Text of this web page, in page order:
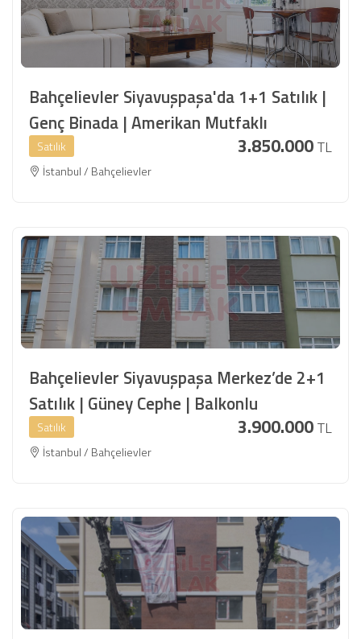
Bahçelievler Siyavuşpaşa'da 1+1 Satılık |
Genç Binada | Amerikan Mutfaklı
Satılık 3.850.000TL
İstanbul / Bahçelievler
Bahçelievler Siyavuşpaşa Merkez’de 2+1
Satılık | Güney Cephe | Balkonlu
Satılık 3.900.000TL
İstanbul / Bahçelievler